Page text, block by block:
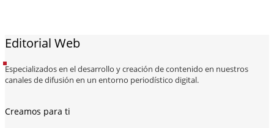
Editorial Web
Especializados en el desarrollo y creación de contenido en nuestros
canales de difusión en un entorno periodístico digital.
Creamos para ti